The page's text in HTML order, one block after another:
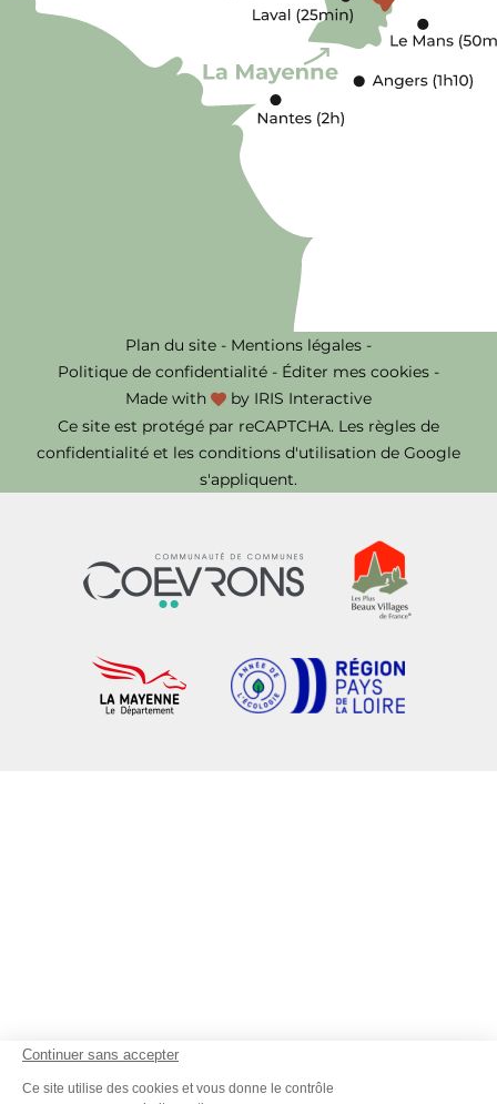
Continuer sans accepter
Ce site utilise des cookies et vous donne le contrôle
Plan du site - Mentions légales -
Politique de confidentialité - Éditer mes cookies -
Made with
by IRIS Interactive
Ce site est protégé par reCAPTCHA. Les règles de
confidentialité et les conditions d'utilisation de Google
s'appliquent.